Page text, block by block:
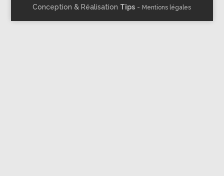
Conception & Réalisation Tips - Mentions légales